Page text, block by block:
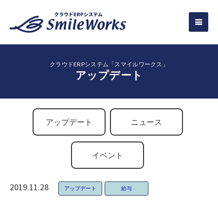
クラウドERPシステム「スマイルワークス」
アップデート
アップデート ニュース
イベント
2019.11.28 アップデート 給与